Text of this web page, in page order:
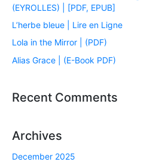
(EYROLLES) | [PDF, EPUB]
L’herbe bleue | Lire en Ligne
Lola in the Mirror | (PDF)
Alias Grace | (E-Book PDF)
Recent Comments
Archives
December 2025